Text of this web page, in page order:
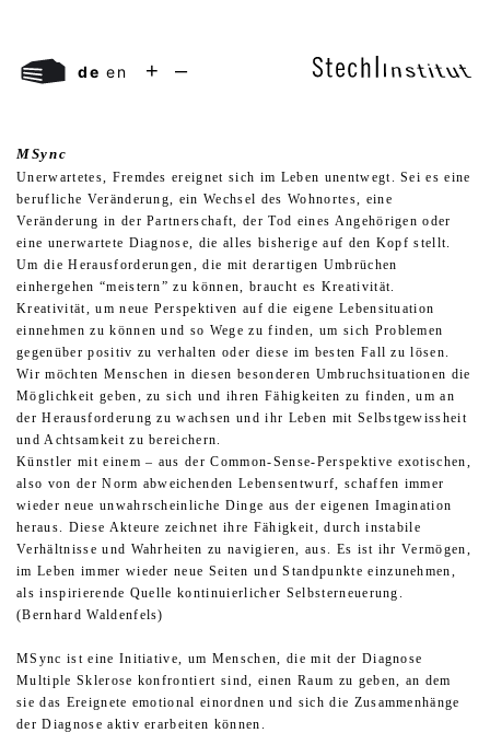
de en + –
MSync
Unerwartetes, Fremdes ereignet sich im Leben unentwegt. Sei es eine
berufliche Veränderung, ein Wechsel des Wohnortes, eine
Veränderung in der Partnerschaft, der Tod eines Angehörigen oder
eine unerwartete Diagnose, die alles bisherige auf den Kopf stellt.
Um die Herausforderungen, die mit derartigen Umbrüchen
einhergehen “meistern” zu können, braucht es Kreativität.
Kreativität, um neue Perspektiven auf die eigene Lebensituation
einnehmen zu können und so Wege zu finden, um sich Problemen
gegenüber positiv zu verhalten oder diese im besten Fall zu lösen.
Wir möchten Menschen in diesen besonderen Umbruchsituationen die
Möglichkeit geben, zu sich und ihren Fähigkeiten zu finden, um an
der Herausforderung zu wachsen und ihr Leben mit Selbstgewissheit
und Achtsamkeit zu bereichern.
Künstler mit einem – aus der Common-Sense-Perspektive exotischen,
also von der Norm abweichenden Lebensentwurf, schaffen immer
wieder neue unwahrscheinliche Dinge aus der eigenen Imagination
heraus. Diese Akteure zeichnet ihre Fähigkeit, durch instabile
Verhältnisse und Wahrheiten zu navigieren, aus. Es ist ihr Vermögen,
im Leben immer wieder neue Seiten und Standpunkte einzunehmen,
als inspirierende Quelle kontinuierlicher Selbsterneuerung.
(Bernhard Waldenfels)
MSync ist eine Initiative, um Menschen, die mit der Diagnose
Multiple Sklerose konfrontiert sind, einen Raum zu geben, an dem
sie das Ereignete emotional einordnen und sich die Zusammenhänge
der Diagnose aktiv erarbeiten können.